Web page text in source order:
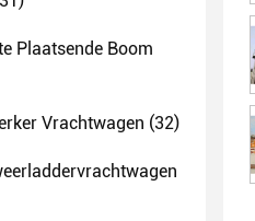
Plaatsende Boom
Vrachtwagen (32)